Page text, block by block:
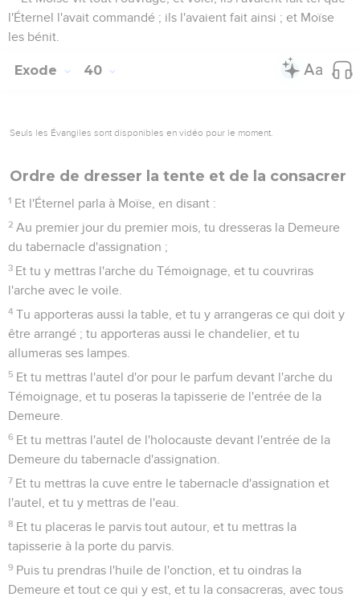
l'Éternel l'avait commandé ; ils l'avaient fait ainsi ; et Moïse
les bénit.
Exode 40
Seuls les Évangiles sont disponibles en vidéo pour le moment.
Ordre de dresser la tente et de la consacrer
1 Et l'Éternel parla à Moïse, en disant :
2 Au premier jour du premier mois, tu dresseras la Demeure
du tabernacle d'assignation ;
3 Et tu y mettras l'arche du Témoignage, et tu couvriras
l'arche avec le voile.
4 Tu apporteras aussi la table, et tu y arrangeras ce qui doit y
être arrangé ; tu apporteras aussi le chandelier, et tu
allumeras ses lampes.
5 Et tu mettras l'autel d'or pour le parfum devant l'arche du
Témoignage, et tu poseras la tapisserie de l'entrée de la
Demeure.
6 Et tu mettras l'autel de l'holocauste devant l'entrée de la
Demeure du tabernacle d'assignation.
7 Et tu mettras la cuve entre le tabernacle d'assignation et
l'autel, et tu y mettras de l'eau.
8 Et tu placeras le parvis tout autour, et tu mettras la
tapisserie à la porte du parvis.
9 Puis tu prendras l'huile de l'onction, et tu oindras la
Demeure et tout ce qui y est, et tu la consacreras, avec tous